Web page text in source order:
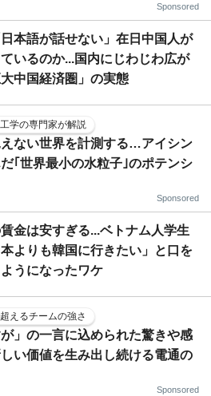
Sponsored
本語が話せない」在日中国人が
いるのか...国内にじわじわ広が
中国経済圏」の実態
学の専門家が解説
えない世界を計測する…アイシン
｢世界最小の水粒子｣のポテンシ
Sponsored
賃金は安すぎる...ベトナム人学生
よりも韓国に行きたい」と口を
うになったワケ
えるチームの強さ
が」の一言に込められた驚きや感
い価値を生み出し続ける電通の
Sponsored